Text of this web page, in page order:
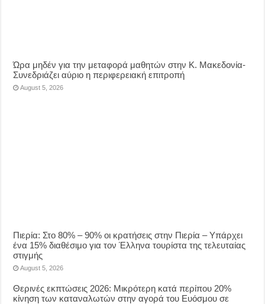
Ώρα μηδέν για την μεταφορά μαθητών στην Κ. Μακεδονία-
Συνεδριάζει αύριο η περιφερειακή επιτροπή
August 5, 2026
Πιερία: Στο 80% – 90% οι κρατήσεις στην Πιερία – Υπάρχει
ένα 15% διαθέσιμο για τον Έλληνα τουρίστα της τελευταίας
στιγμής
August 5, 2026
Θερινές εκπτώσεις 2026: Μικρότερη κατά περίπου 20%
κίνηση των καταναλωτών στην αγορά του Ευόσμου σε